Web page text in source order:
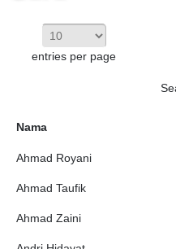
entries per page
Nama
Ahmad Royani
Ahmad Taufik
Ahmad Zaini